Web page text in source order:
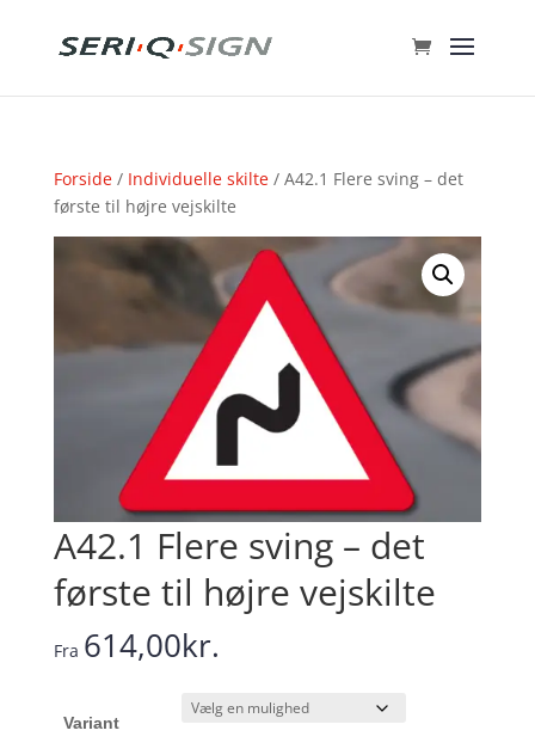
Forside/ Individuelle skilte/ A42.1 Flere sving – det
første til højre vejskilte
A42.1 Flere sving – det
første til højre vejskilte
Fra 614,00kr.
Variant